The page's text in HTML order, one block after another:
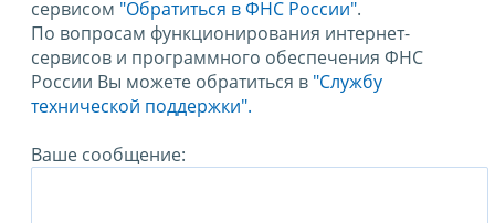
сервисом "Обратиться в ФНС России".
По вопросам функционирования интернет-
сервисов и программного обеспечения ФНС
России Вы можете обратиться в "Службу
технической поддержки".
Ваше сообщение: